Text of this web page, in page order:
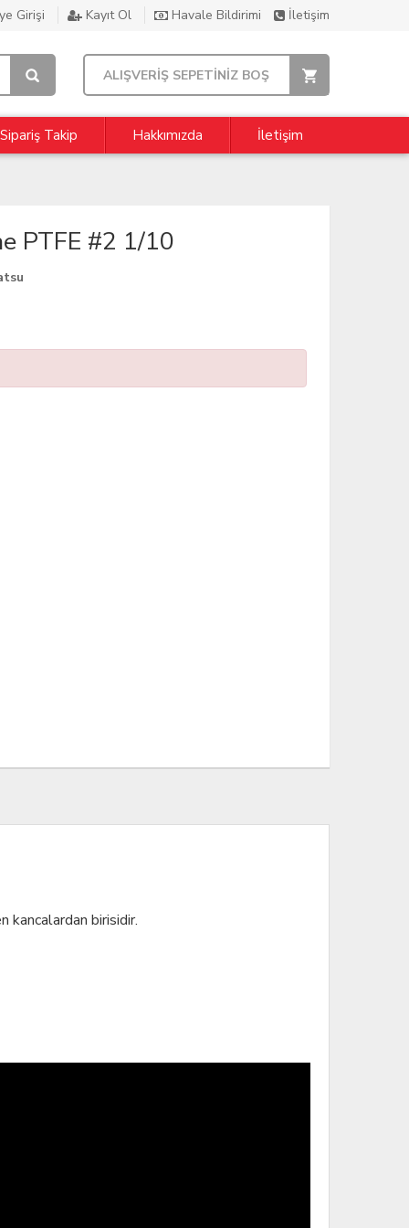
Girişi Kayıt Ol Havale Bildirimi İletişim
ALIŞVERİŞ SEPETİNİZ BOŞ
Sipariş Takip Hakkımızda İletişim
PTFE #2 1/10
kancalardan birisidir.